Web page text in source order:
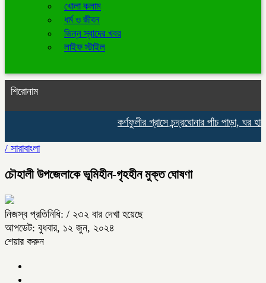
খোলা কলাম
ধর্ম ও জীবন
ভিন্ন স্বাদের খবর
লাইফ স্টাইল
শিরোনাম
কর্ণফুলীর গ্রাসে চন্দ্রঘোনার পাঁচ পাড়া, ঘর
/ সারাবাংলা
চৌহালী উপজেলাকে ভূমিহীন-গৃহহীন মুক্ত ঘোষণা
নিজস্ব প্রতিনিধি: / ২৩২ বার দেখা হয়েছে
আপডেট: বুধবার, ১২ জুন, ২০২৪
শেয়ার করুন